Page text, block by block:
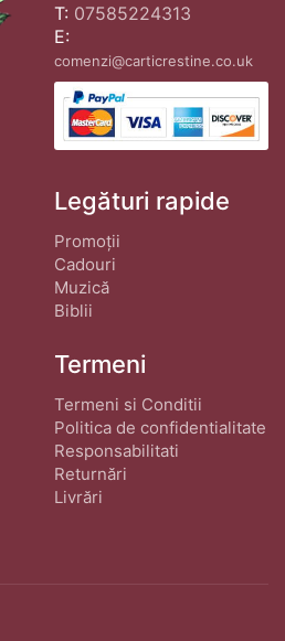
T: 07585224313
E:
comenzi@carticrestine.co.uk
Legături rapide
Promoții
Cadouri
Muzică
Biblii
Termeni
Termeni si Conditii
Politica de confidentialitate
Responsabilitati
Returnări
Livrări